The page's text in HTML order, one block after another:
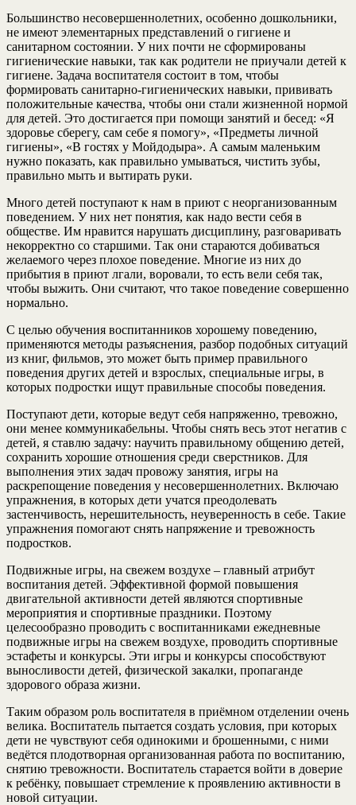
Большинство несовершеннолетних, особенно дошкольники,
не имеют элементарных представлений о гигиене и
санитарном состоянии. У них почти не сформированы
гигиенические навыки, так как родители не приучали детей к
гигиене. Задача воспитателя состоит в том, чтобы
формировать санитарно-гигиенических навыки, прививать
положительные качества, чтобы они стали жизненной нормой
для детей. Это достигается при помощи занятий и бесед: «Я
здоровье сберегу, сам себе я помогу», «Предметы личной
гигиены», «В гостях у Мойдодыра». А самым маленьким
нужно показать, как правильно умываться, чистить зубы,
правильно мыть и вытирать руки.
Много детей поступают к нам в приют с неорганизованным
поведением. У них нет понятия, как надо вести себя в
обществе. Им нравится нарушать дисциплину, разговаривать
некорректно со старшими. Так они стараются добиваться
желаемого через плохое поведение. Многие из них до
прибытия в приют лгали, воровали, то есть вели себя так,
чтобы выжить. Они считают, что такое поведение совершенно
нормально.
С целью обучения воспитанников хорошему поведению,
применяются методы разъяснения, разбор подобных ситуаций
из книг, фильмов, это может быть пример правильного
поведения других детей и взрослых, специальные игры, в
которых подростки ищут правильные способы поведения.
Поступают дети, которые ведут себя напряженно, тревожно,
они менее коммуникабельны. Чтобы снять весь этот негатив с
детей, я ставлю задачу: научить правильному общению детей,
сохранить хорошие отношения среди сверстников. Для
выполнения этих задач провожу занятия, игры на
раскрепощение поведения у несовершеннолетних. Включаю
упражнения, в которых дети учатся преодолевать
застенчивость, нерешительность, неуверенность в себе. Такие
упражнения помогают снять напряжение и тревожность
подростков.
Подвижные игры, на свежем воздухе – главный атрибут
воспитания детей. Эффективной формой повышения
двигательной активности детей являются спортивные
мероприятия и спортивные праздники. Поэтому
целесообразно проводить с воспитанниками ежедневные
подвижные игры на свежем воздухе, проводить спортивные
эстафеты и конкурсы. Эти игры и конкурсы способствуют
выносливости детей, физической закалки, пропаганде
здорового образа жизни.
Таким образом роль воспитателя в приёмном отделении очень
велика. Воспитатель пытается создать условия, при которых
дети не чувствуют себя одинокими и брошенными, с ними
ведётся плодотворная организованная работа по воспитанию,
снятию тревожности. Воспитатель старается войти в доверие
к ребёнку, повышает стремление к проявлению активности в
новой ситуации.